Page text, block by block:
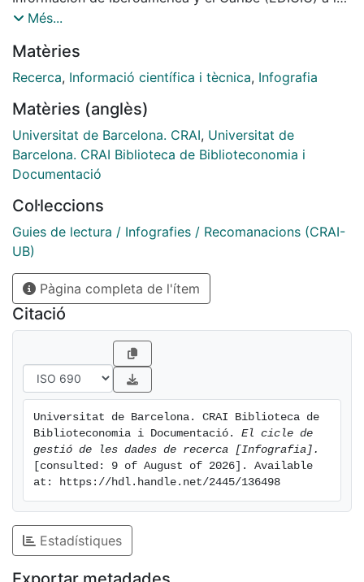
Facultat de Biblioteconomia i Documentació,
us ofereix la infografia "El cicle de gestió de les dades
de recerca”.
Més...
Matèries
Recerca, Informació científica i tècnica, Infografia
Matèries (anglès)
Universitat de Barcelona. CRAI, Universitat de
Barcelona. CRAI Biblioteca de Biblioteconomia i
Documentació
Col·leccions
Guies de lectura / Infografies / Recomanacions (CRAI-
UB)
Pàgina completa de l'ítem
Citació
Universitat de Barcelona. CRAI Biblioteca de
Biblioteconomia i Documentació. El cicle de
gestió de les dades de recerca [Infografia].
[consulted: 9 of August of 2026]. Available
at: https://hdl.handle.net/2445/136498
Estadístiques